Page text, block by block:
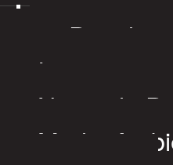
Petrolera
Notas de
Medio